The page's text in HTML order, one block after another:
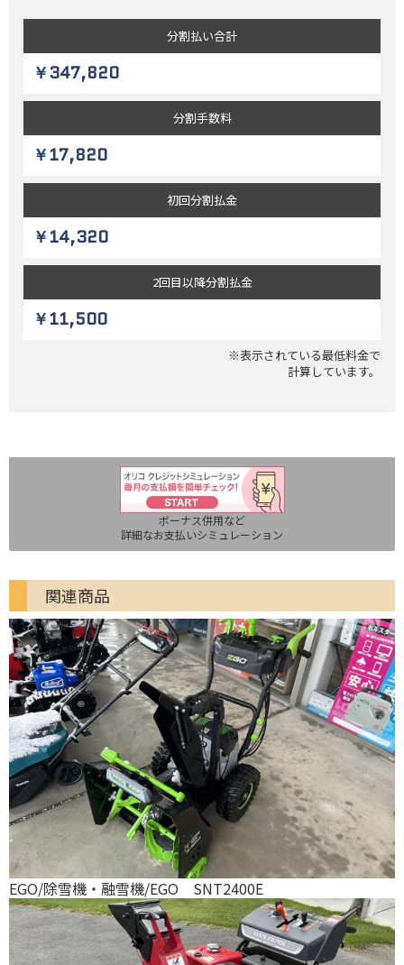
分割払い合計
￥347,820
分割手数料
￥17,820
初回分割払金
￥14,320
2回目以降分割払金
￥11,500
※表示されている最低料金で
計算しています。
ボーナス併用など
詳細なお支払いシミュレーション
関連商品
EGO/除雪機・融雪機/EGO SNT2400E